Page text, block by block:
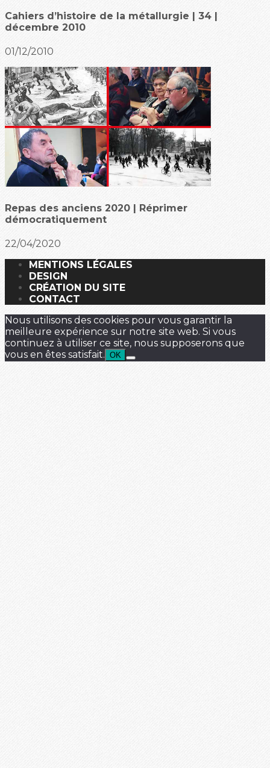
Cahiers d’histoire de la métallurgie | 34 |
décembre 2010
01/12/2010
Repas des anciens 2020 | Réprimer
démocratiquement
22/04/2020
MENTIONS LÉGALES
DESIGN
CRÉATION DU SITE
CONTACT
Nous utilisons des cookies pour vous garantir la
meilleure expérience sur notre site web. Si vous
continuez à utiliser ce site, nous supposerons que
vous en êtes satisfait. OK